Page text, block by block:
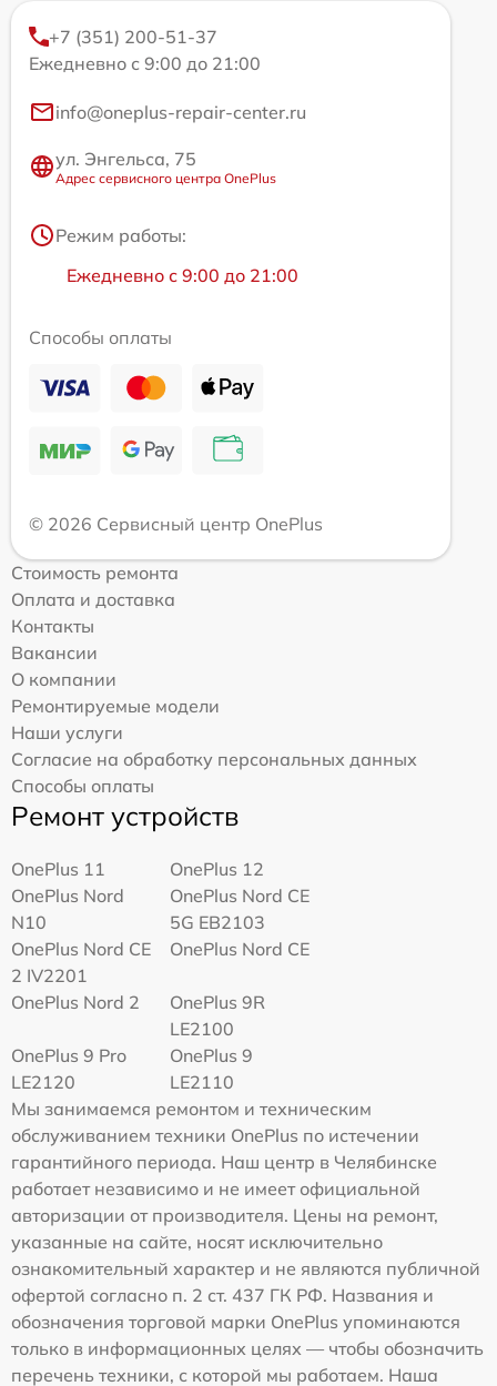
+7 (351) 200-51-37
Ежедневно с 9:00 до 21:00
info@oneplus-repair-center.ru
ул. Энгельса, 75
Адрес сервисного центра OnePlus
Режим работы:
Ежедневно с 9:00 до 21:00
Способы оплаты
© 2026 Сервисный центр OnePlus
Стоимость ремонта
Оплата и доставка
Контакты
Вакансии
О компании
Ремонтируемые модели
Наши услуги
Согласие на обработку персональных данных
Способы оплаты
Ремонт устройств
OnePlus 11
OnePlus 12
OnePlus Nord
N10
OnePlus Nord CE
5G EB2103
OnePlus Nord CE
2 IV2201
OnePlus Nord CE
OnePlus Nord 2
OnePlus 9R
LE2100
OnePlus 9 Pro
LE2120
OnePlus 9
LE2110
Мы занимаемся ремонтом и техническим
обслуживанием техники OnePlus по истечении
гарантийного периода. Наш центр в Челябинске
работает независимо и не имеет официальной
авторизации от производителя. Цены на ремонт,
указанные на сайте, носят исключительно
ознакомительный характер и не являются публичной
офертой согласно п. 2 ст. 437 ГК РФ. Названия и
обозначения торговой марки OnePlus упоминаются
только в информационных целях — чтобы обозначить
перечень техники, с которой мы работаем. Наша